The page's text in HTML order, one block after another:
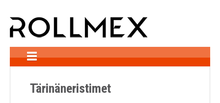
Tärinäneristimet